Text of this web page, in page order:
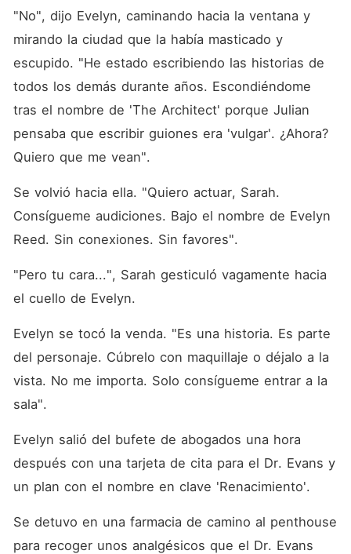
"No", dijo Evelyn, caminando hacia la ventana y
mirando la ciudad que la había masticado y
escupido. "He estado escribiendo las historias de
todos los demás durante años. Escondiéndome
tras el nombre de 'The Architect' porque Julian
pensaba que escribir guiones era 'vulgar'. ¿Ahora?
Quiero que me vean".
Se volvió hacia ella. "Quiero actuar, Sarah.
Consígueme audiciones. Bajo el nombre de Evelyn
Reed. Sin conexiones. Sin favores".
"Pero tu cara...", Sarah gesticuló vagamente hacia
el cuello de Evelyn.
Evelyn se tocó la venda. "Es una historia. Es parte
del personaje. Cúbrelo con maquillaje o déjalo a la
vista. No me importa. Solo consígueme entrar a la
sala".
Evelyn salió del bufete de abogados una hora
después con una tarjeta de cita para el Dr. Evans y
un plan con el nombre en clave 'Renacimiento'.
Se detuvo en una farmacia de camino al penthouse
para recoger unos analgésicos que el Dr. Evans